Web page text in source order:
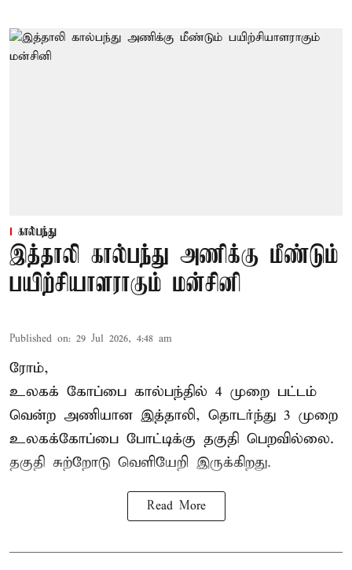
கால்பந்து
இத்தாலி கால்பந்து அணிக்கு மீண்டும்
பயிற்சியாளராகும் மன்சினி
Published on: 29 Jul 2026, 4:48 am
ரோம்,
உலகக் கோப்பை கால்பந்தில் 4 முறை பட்டம்
வென்ற அணியான இத்தாலி, தொடர்ந்து 3 முறை
உலகக்கோப்பை போட்டிக்கு தகுதி பெறவில்லை.
தகுதி சுற்றோடு வெளியேறி இருக்கிறது.
Read More